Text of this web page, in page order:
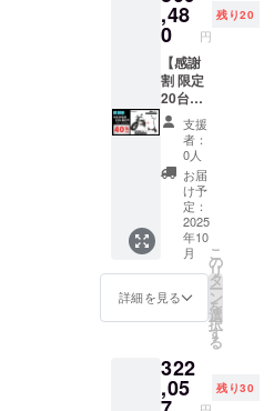
あるイ
ンボイ
スが必
要な場
合は、
実行者
に直接
お問合
せくだ
さい。
が遅れ
る場合
があり
ます。
●原動機
付自転
車販売
証明書
を含む
●適格請
求書発
行事業
者登録
番号：
あり ※
適格請
求書発
行事業
者登録
記載の
あるイ
ンボイ
お届け
はオー
プショ
ンで別
に購入
する必
要があ
りま
す。 ※
製品の
品質向
上と改
良によ
り、デ
ザイ
ン・仕
様は変
更にな
る可能
ざいま
す。
ご了承
す。ご
注意く
ださ
い。 ※
組立完
成車の
お届け
はオー
プショ
ンで別
に購入
する必
要があ
りま
す。 ※
製品の
品質向
上と改
良によ
ザイ
ン・仕
様は変
CAMPF
IREをご
注文さ
れた
後、商
品を発
送する
一週間
前に弊
社の
ホーム
ページ
にて追
加の離
島送料
11,000
円(税込
み)をお
払う必
りま
す。ご
注意く
になり
ます。
オープ
ション
でブラ
ウン色
に変更
できま
す。) ●
一般販
売予定
価格：
463,710
円の
42%OF
F ※箱入
り(ハン
ドル
バーと
取付け
が必要)
での送
ベー
ジュ
or ア
バンブ
ラック
(サドル
色はブ
ラック
になり
ます。
オープ
ション
でブラ
ウン色
に変更
できま
す。) ●
一般販
売予定
387,800
円の
30%OF
,48
0 円
残り20
【感謝
割 限定
20台】
●イープ
ラスミ
ライ
RHINO
バイク
原付一
種500W
モデル
×1台 ●
イープ
ラスミ
ライ 電
クス
クー
ター
支援
者：
0人
お届
け予
定：
2025
年10
月
詳細を見る
こ
の
リ
タ
ー
ン
を
選
択
す
る
322
,05 残り30